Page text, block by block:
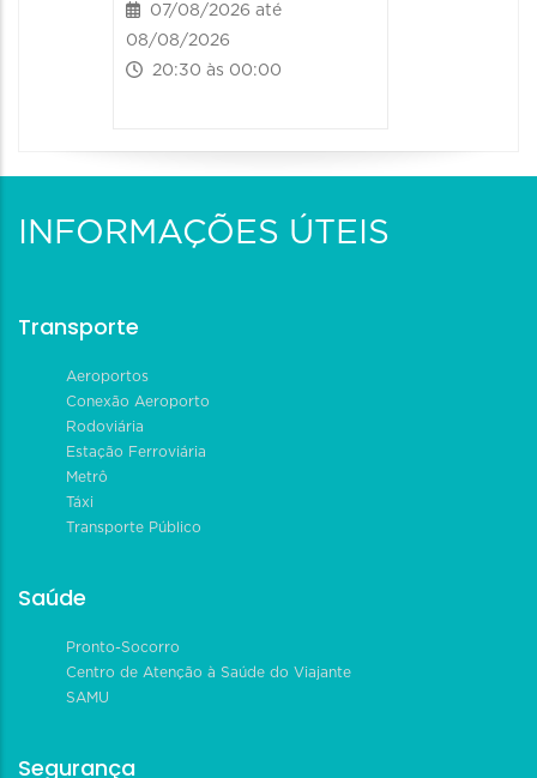
07/08/2026 até
08/08/2026
20:30 às 00:00
INFORMAÇÕES ÚTEIS
Transporte
Aeroportos
Conexão Aeroporto
Rodoviária
Estação Ferroviária
Metrô
Táxi
Transporte Público
Saúde
Pronto-Socorro
Centro de Atenção à Saúde do Viajante
SAMU
Segurança